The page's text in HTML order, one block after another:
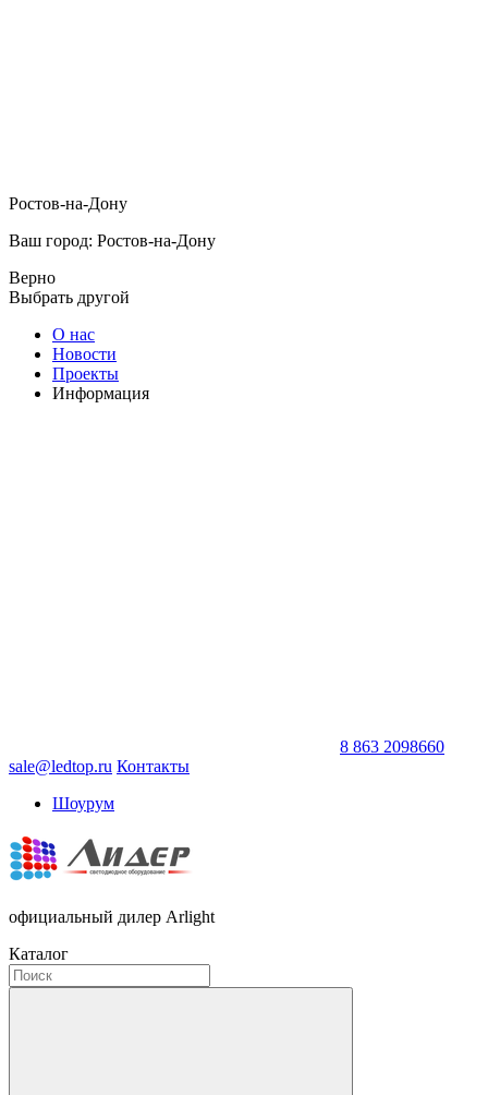
Ростов-на-Дону
Ваш город: Ростов-на-Дону
Верно
Выбрать другой
О нас
Новости
Проекты
Информация
8 863 2098660
sale@ledtop.ru Контакты
Шоурум
официальный дилер Arlight
Каталог